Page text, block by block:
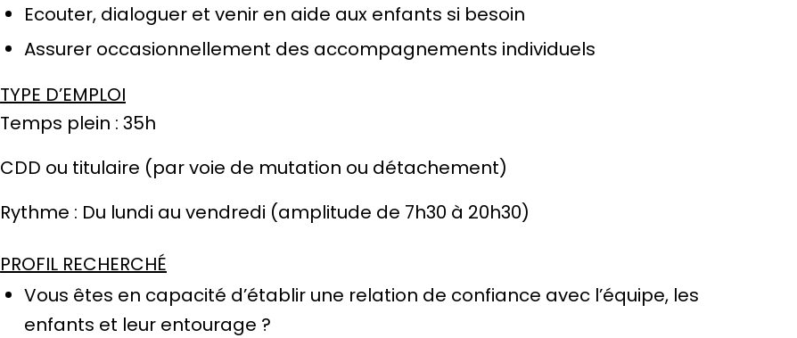
Ecouter, dialoguer et venir en aide aux enfants si besoin
Assurer occasionnellement des accompagnements individuels
TYPE D’EMPLOI
Temps plein : 35h
CDD ou titulaire (par voie de mutation ou détachement)
Rythme : Du lundi au vendredi (amplitude de 7h30 à 20h30)
PROFIL RECHERCHÉ
Vous êtes en capacité d’établir une relation de confiance avec l’équipe, les
enfants et leur entourage ?